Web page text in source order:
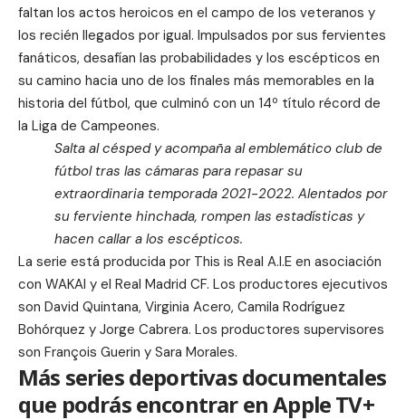
faltan los actos heroicos en el campo de los veteranos y
los recién llegados por igual. Impulsados ​​por sus fervientes
fanáticos, desafían las probabilidades y los escépticos en
su camino hacia uno de los finales más memorables en la
historia del fútbol, ​​que culminó con un 14º título récord de
la Liga de Campeones.
Salta al césped y acompaña al emblemático club de
fútbol tras las cámaras para repasar su
extraordinaria temporada 2021-2022. Alentados por
su ferviente hinchada, rompen las estadísticas y
hacen callar a los escépticos.
La serie está producida por This is Real A.I.E en asociación
con WAKAI y el Real Madrid CF. Los productores ejecutivos
son David Quintana, Virginia Acero, Camila Rodríguez
Bohórquez y Jorge Cabrera. Los productores supervisores
son François Guerin y Sara Morales.
Más series deportivas documentales
que podrás encontrar en Apple TV+